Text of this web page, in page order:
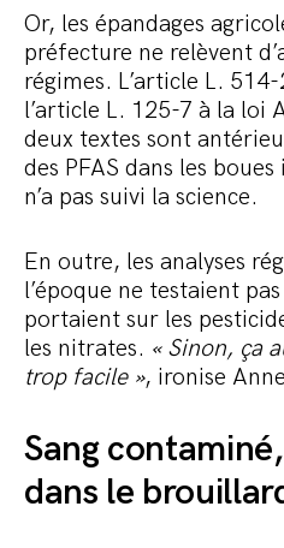
Or, les épandages
préfecture ne relèvent
régimes. L’article L.
l’article L. 125-7 à la loi
deux textes sont
des PFAS dans les
n’a pas suivi la science.
En outre, les analyses
l’époque ne testaient
portaient sur les
les nitrates. « Sinon, ça
trop facile », ironise
Sang
dans le